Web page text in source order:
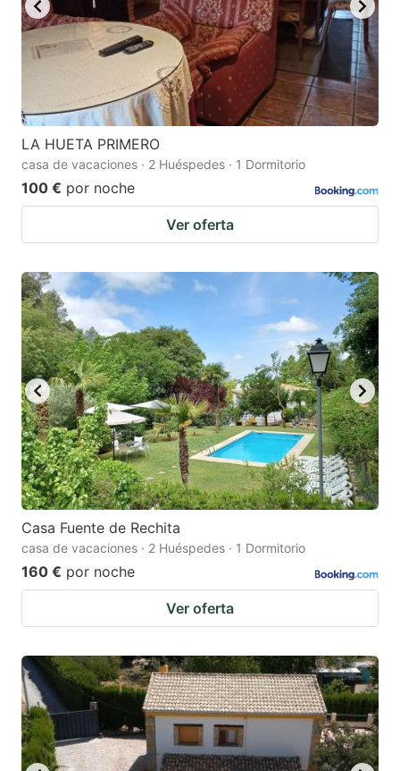
LA HUETA PRIMERO
casa de vacaciones · 2 Huéspedes · 1 Dormitorio
100 € por noche
Ver oferta
Casa Fuente de Rechita
casa de vacaciones · 2 Huéspedes · 1 Dormitorio
160 € por noche
Ver oferta